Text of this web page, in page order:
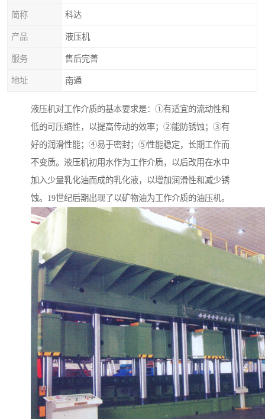
简称 科达
产品 液压机
服务 售后完善
地址 南通
液压机对工作介质的基本要求是：①有适宜的流动性和
低的可压缩性，以提高传动的效率；②能防锈蚀；③有
好的润滑性能；④易于密封；⑤性能稳定，长期工作而
不变质。液压机初用水作为工作介质，以后改用在水中
加入少量乳化油而成的乳化液，以增加润滑性和减少锈
蚀。19世纪后期出现了以矿物油为工作介质的油压机。